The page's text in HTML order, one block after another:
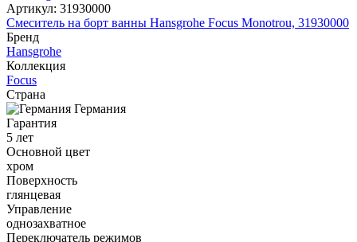
Артикул: 31930000
Смеситель на борт ванны Hansgrohe Focus Monotrou, 31930000
Бренд
Hansgrohe
Коллекция
Focus
Страна
Германия
Гарантия
5 лет
Основной цвет
хром
Поверхность
глянцевая
Управление
однозахватное
Переключатель режимов